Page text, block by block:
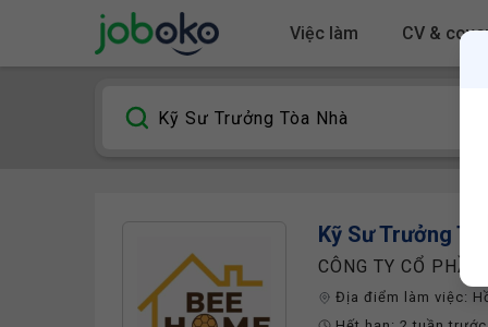
Việc làm CV &
Kỹ Sư Trưởng Tòa
CÔNG TY CỔ
Địa điểm làm việc: